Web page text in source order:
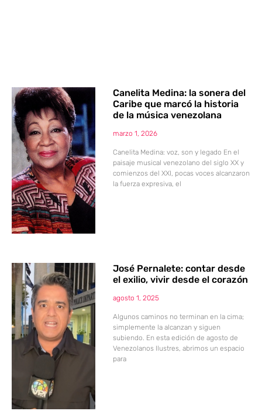
Canelita Medina: la sonera del
Caribe que marcó la historia
de la música venezolana
marzo 1, 2026
Canelita Medina: voz, son y legado En el
paisaje musical venezolano del siglo XX y
comienzos del XXI, pocas voces alcanzaron
la fuerza expresiva, el
José Pernalete: contar desde
el exilio, vivir desde el corazón
agosto 1, 2025
Algunos caminos no terminan en la cima;
simplemente la alcanzan y siguen
subiendo. En esta edición de agosto de
Venezolanos Ilustres, abrimos un espacio
para